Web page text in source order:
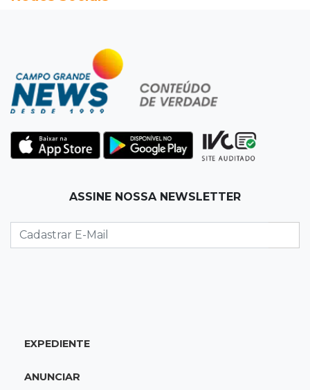
Mercado aquecido
Há vagas: obras da UFN3 mantêm ciclo de
contratações em Três Lagoas
Odilon Wagner se encanta em visita ao
Bioparque Pantanal: “deslumbrante”
Zona rural
expostos no Cemitério Três Barras
14:44Celebração interativa
de 72 anos em praça no Centro
ASSINE NOSSA NEWSLETTER
EXPEDIENTE
ANUNCIAR